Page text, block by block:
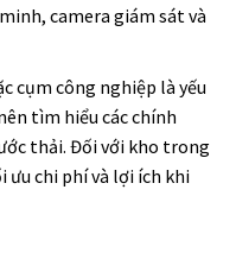
camera giám sát và
cụm công nghiệp là yếu
tìm hiểu các chính
thải. Đối với kho trong
ưu chi phí và lợi ích khi